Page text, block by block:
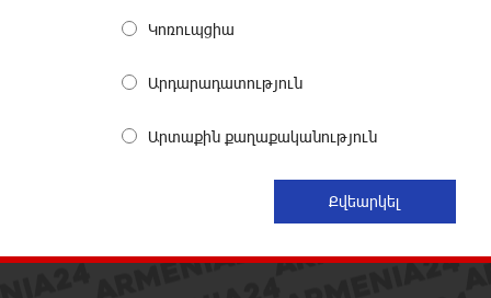
Սամվել Կարապետյանը «ամբողջ
Կաթողիկոսի նկատմամբ
10 ժամ առաջ
Մեր կրոնական զգացմունքների
հետ խաղը ունենալու է
Կարապետյան
Կոռուպցիա
Արդարադատություն
Արտաքին քաղաքականություն